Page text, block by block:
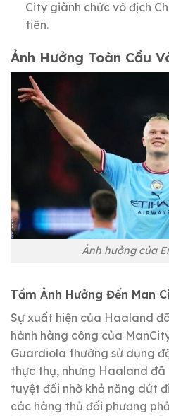
City giành chức vô địch
tiên.
Ảnh Hưởng Toàn Cầu
Ảnh hưởng của
Tầm Ảnh Hưởng Đến Man
Sự xuất hiện của Haaland
hành hàng công của
Guardiola thường sử dụng
thực thụ, nhưng Haaland đã
tuyệt đối nhờ khả năng dứt
các hàng thủ đối phương